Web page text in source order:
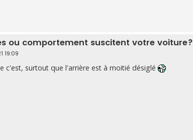
ou comportement suscitent votre voiture?
19:09
c'est, surtout que l'arrière est à moitié désiglé